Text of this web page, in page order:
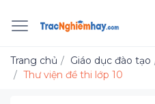
Trang chủ Giáo dục đào tạo
Thư viện đề thi lớp 10